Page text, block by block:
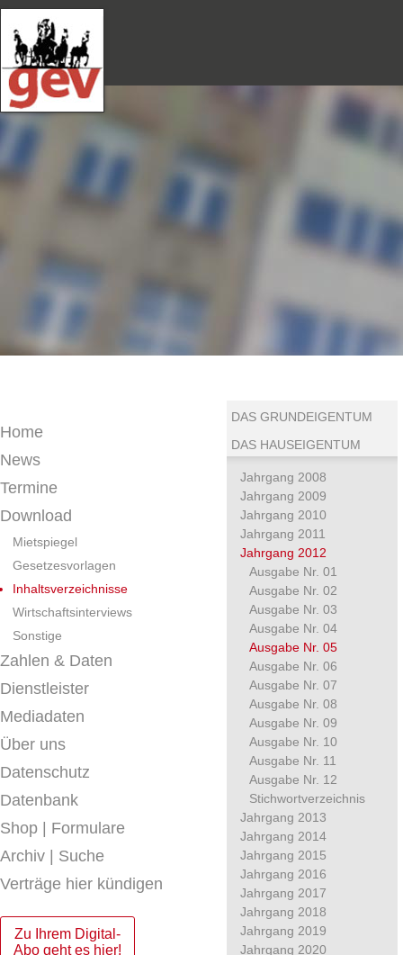
Home
News
Termine
Download
Mietspiegel
Gesetzesvorlagen
Inhaltsverzeichnisse
Wirtschaftsinterviews
Sonstige
Zahlen & Daten
Dienstleister
Mediadaten
Über uns
Datenschutz
Datenbank
Shop | Formulare
Archiv | Suche
Verträge hier kündigen
Zu Ihrem Digital-
Abo geht es hier!
DAS GRUNDEIGENTUM
DAS HAUSEIGENTUM
Jahrgang 2008
Jahrgang 2009
Jahrgang 2010
Jahrgang 2011
Jahrgang 2012
Ausgabe Nr. 01
Ausgabe Nr. 02
Ausgabe Nr. 03
Ausgabe Nr. 04
Ausgabe Nr. 05
Ausgabe Nr. 06
Ausgabe Nr. 07
Ausgabe Nr. 08
Ausgabe Nr. 09
Ausgabe Nr. 10
Ausgabe Nr. 11
Ausgabe Nr. 12
Stichwortverzeichnis
Jahrgang 2013
Jahrgang 2014
Jahrgang 2015
Jahrgang 2016
Jahrgang 2017
Jahrgang 2018
Jahrgang 2019
Jahrgang 2020